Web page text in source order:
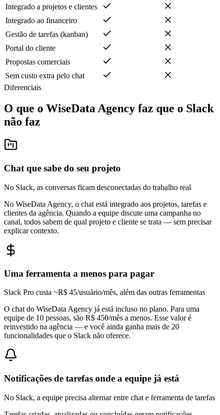
Integrado a projetos e clientes
Integrado ao financeiro
Gestão de tarefas (kanban)
Portal do cliente
Propostas comerciais
Sem custo extra pelo chat
Diferenciais
O que o WiseData Agency faz que o Slack
não faz
Chat que sabe do seu projeto
No Slack, as conversas ficam desconectadas do trabalho real
No WiseData Agency, o chat está integrado aos projetos, tarefas e
clientes da agência. Quando a equipe discute uma campanha no
canal, todos sabem de qual projeto e cliente se trata — sem precisar
explicar contexto.
Uma ferramenta a menos para pagar
Slack Pro custa ~R$ 45/usuário/mês, além das outras ferramentas
O chat do WiseData Agency já está incluso no plano. Para uma
equipe de 10 pessoas, são R$ 450/mês a menos. Esse valor é
reinvestido na agência — e você ainda ganha mais de 20
funcionalidades que o Slack não oferece.
Notificações de tarefas onde a equipe já está
No Slack, a equipe precisa alternar entre chat e ferramenta de tarefas